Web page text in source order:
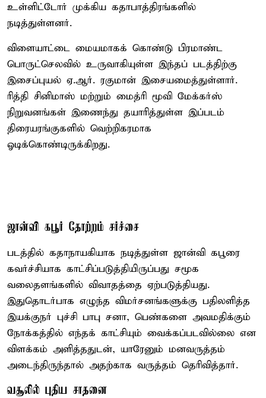
உள்ளிட்டோர் முக்கிய கதாபாத்திரங்களில்
நடித்துள்ளனர்.
விளையாட்டை மையமாகக் கொண்டு பிரமாண்ட
பொருட்செலவில் உருவாகியுள்ள இந்தப் படத்திற்கு
இசைப்புயல் ஏ.ஆர். ரகுமான் இசையமைத்துள்ளார்.
ரித்தி சினிமாஸ் மற்றும் மைத்ரி மூவி மேக்கர்ஸ்
நிறுவனங்கள் இணைந்து தயாரித்துள்ள இப்படம்
திரையரங்குகளில் வெற்றிகரமாக
ஓடிக்கொண்டிருக்கிறது.
ஜான்வி கபூர் தோற்றம் சர்ச்சை
படத்தில் கதாநாயகியாக நடித்துள்ள ஜான்வி கபூரை
கவர்ச்சியாக காட்சிப்படுத்தியிருப்பது சமூக
வலைதளங்களில் விவாதத்தை ஏற்படுத்தியது.
இதுதொடர்பாக எழுந்த விமர்சனங்களுக்கு பதிலளித்த
இயக்குநர் புச்சி பாபு சனா, பெண்களை அவமதிக்கும்
நோக்கத்தில் எந்தக் காட்சியும் வைக்கப்படவில்லை என
விளக்கம் அளித்ததுடன், யாரேனும் மனவருத்தம்
அடைந்திருந்தால் அதற்காக வருத்தம் தெரிவித்தார்.
வசூலில் புதிய சாதனை